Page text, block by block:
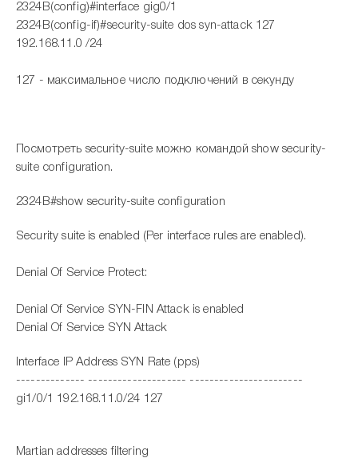
2324B(config)#interface gig0/1
2324B(config-if)#security-suite dos syn-attack 127
192.168.11.0 /24
127 - максимальное число подключений в секунду
Посмотреть security-suite можно командой show security-
suite configuration.
2324B#show security-suite configuration
Security suite is enabled (Per interface rules are enabled).
Denial Of Service Protect:
Denial Of Service SYN-FIN Attack is enabled
Denial Of Service SYN Attack
Interface IP Address SYN Rate (pps)
-------------- -------------------- -----------------------
gi1/0/1 192.168.11.0/24 127
Martian addresses filtering